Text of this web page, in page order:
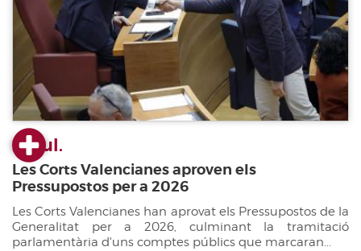
22 jul.
Les Corts Valencianes aproven els
Pressupostos per a 2026
Les Corts Valencianes han aprovat els Pressupostos de la
Generalitat per a 2026, culminant la tramitació
parlamentària d'uns comptes públics que marcaran...